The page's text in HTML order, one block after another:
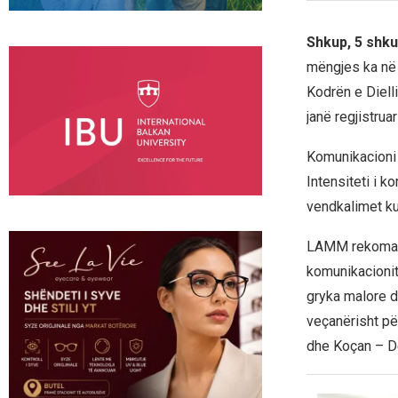
Shkup, 5
mëngjes ka
Kodrën e
janë
Intensiteti i
vendkalimet
LAMM
gryka malore
veçanërisht
dhe Koçan –